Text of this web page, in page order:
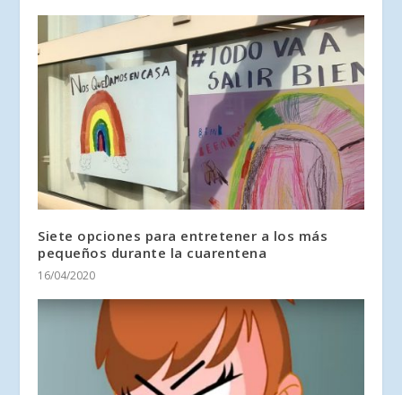
Siete opciones para entretener a los más
pequeños durante la cuarentena
16/04/2020